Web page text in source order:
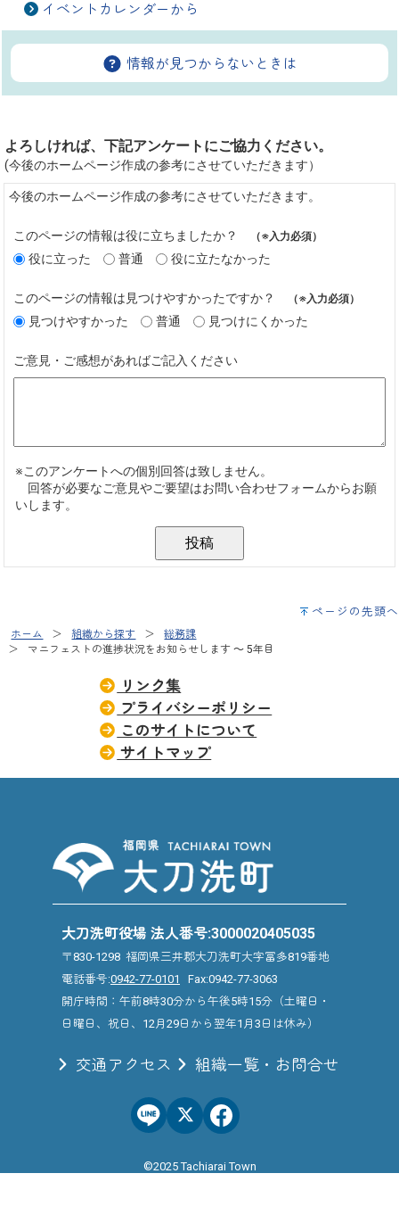
イベントカレンダーから
情報が見つからないときは
ページの先頭へ
ホーム 組織から探す
総務課
マニフェストの進捗状況をお知らせします ～ 5年目
リンク集
プライバシーポリシー
このサイトについて
サイトマップ
大刀洗町役場 法人番号:3000020405035
〒830-1298 福岡県三井郡大刀洗町大字冨多819番地
電話番号:0942-77-0101
Fax:0942-77-3063
開庁時間：午前8時30分から午後5時15分（土曜日・
日曜日、祝日、12月29日から翌年1月3日は休み）
交通アクセス 組織一覧・お問合せ
©2025 Tachiarai Town